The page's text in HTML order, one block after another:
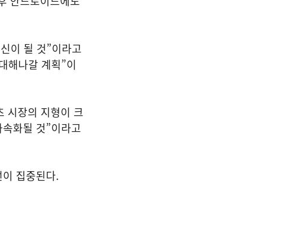
이 될 것”이라고
해나갈 계획”이
시장의 지형이 크
화될 것”이라고
집중된다.